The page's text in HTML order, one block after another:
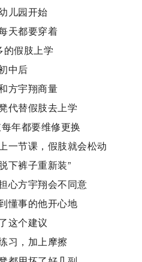
儿园开始
天都要穿着
的假肢上学
中后
方宇翔商量
代替假肢去上学
每年都要维修更换
一节课，假肢就会松动
下裤子重新装”
心方宇翔会不同意
懂事的他开心地
这个建议
习，加上摩擦